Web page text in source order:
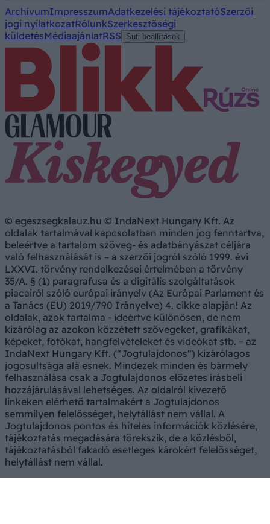
ArchívumImpresszumAdatkezelési tájékoztatóSzerzői
jogi nyilatkozatRólunkSzerkesztőségi
küldetésMédiaajánlatRSS Süti beállítások
© egeszsegkalauz.hu © IndaNext Hungary Kft. Az
oldalak tartalmával kapcsolatban minden jog fenntartva,
beleértve a tartalom szöveg- és adatbányászat céljára
való felhasználását is – a szerzői jogról szóló 1999. évi
LXXVI. törvény rendelkezései értelmében a törvény
35/A. § (1) paragrafusa és a digitális szolgáltatások
piacairól szóló európai irányelv (Az Európai Parlament és
a Tanács (EU) 2019/790 Irányelve) 4. cikke alapján! Az
oldalak, azok tartalma - ideértve különösen, de nem
kizárólag az azokon közzétett szövegeket, grafikákat,
képeket, fotókat, hangfelvételeket és videókat stb. – az
IndaNext Hungary Kft. ("Jogtulajdonos") kizárólagos
jogosultsága alá esnek. Mindezek minden és bármely
felhasználása csak a Jogtulajdonos előzetes írásbeli
hozzájárulásával lehetséges. Az oldalról kivezető
linkeken elérhető tartalmakért a Jogtulajdonos
semmilyen felelősséget, helytállást nem vállal. A
Jogtulajdonos pontos és hiteles információk közlésére,
tájékoztatás megadására törekszik, de a közlésből,
tájékoztatásból fakadó esetleges károkért felelősséget,
helytállást nem vállal.